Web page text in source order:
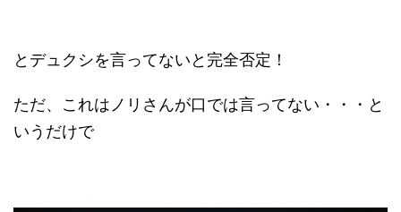
とデュクシを言ってないと完全否定！
ただ、これはノリさんが口では言ってない・・・と
いうだけで